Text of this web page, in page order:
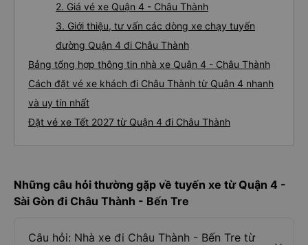
2. Giá vé xe Quận 4 - Châu Thành
3. Giới thiệu, tư vấn các dòng xe chạy tuyến
đường Quận 4 đi Châu Thành
Bảng tổng hợp thông tin nhà xe Quận 4 - Châu Thành
Cách đặt vé xe khách đi Châu Thành từ Quận 4 nhanh
và uy tín nhất
Đặt vé xe Tết 2027 từ Quận 4 đi Châu Thành
Những câu hỏi thường gặp về tuyến xe từ Quận 4 -
Sài Gòn đi Châu Thành - Bến Tre
Câu hỏi: Nhà xe đi Châu Thành - Bến Tre từ